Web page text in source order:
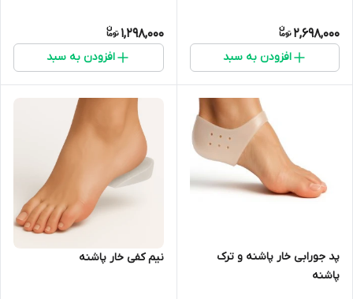
2,698,000
افزودن به سبد
1,298,000
افزودن به سبد
پد جورابی خار پاشنه و ترک
پاشنه
نیم کفی خار پاشنه